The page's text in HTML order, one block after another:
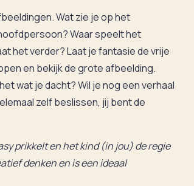
Wat zie je op het
Waar speelt het
het verder? Laat je fantasie de vrije
en bekijk de grote afbeelding.
wat je dacht? Wil je nog een verhaal
zelf beslissen, jij bent de
prikkelt en het kind (in jou) de regie
denken en is een ideaal